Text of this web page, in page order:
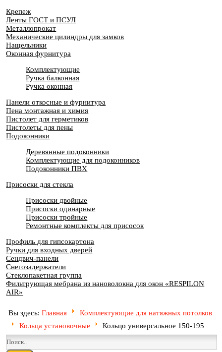
Крепеж
Ленты ГОСТ и ПСУЛ
Металлопрокат
Механические цилиндры для замков
Нащельники
Оконная фурнитура
Комплектующие
Ручка балконная
Ручка оконная
Панели откосные и фурнитура
Пена монтажная и химия
Пистолет для герметиков
Пистолеты для пены
Подоконники
Деревянные подоконники
Комплектующие для подоконников
Подоконники ПВХ
Присоски для стекла
Присоски двойные
Присоски одинарные
Присоски тройные
Ремонтные комплекты для присосок
Профиль для гипсокартона
Ручки для входных дверей
Сендвич-панели
Снегозадержатели
Стеклопакетная группа
Фильтрующая мебрана из нановолокна для окон «RESPILON
AIR»
Вы здесь:Главная
Комплектующие для натяжных потолков
Кольца установочные
Кольцо универсальное 150-195